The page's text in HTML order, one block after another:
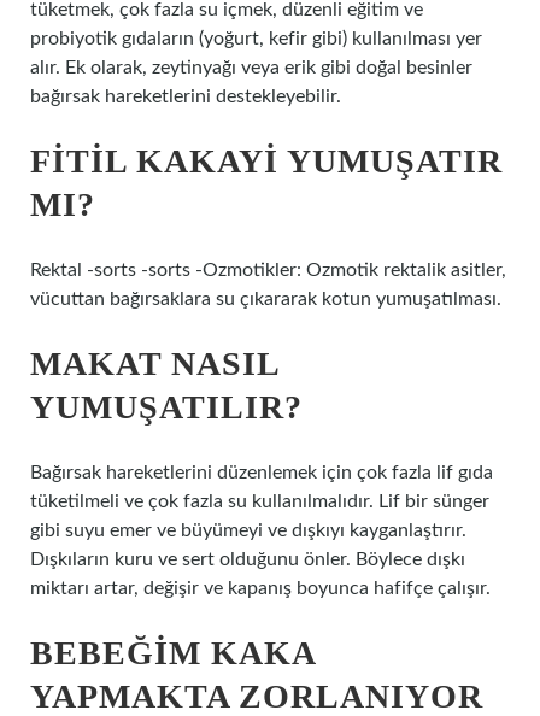
tüketmek, çok fazla su içmek, düzenli eğitim ve
probiyotik gıdaların (yoğurt, kefir gibi) kullanılması yer
alır. Ek olarak, zeytinyağı veya erik gibi doğal besinler
bağırsak hareketlerini destekleyebilir.
FITIL KAKAYI YUMUŞATIR
MI?
Rektal -sorts -sorts -Ozmotikler: Ozmotik rektalik asitler,
vücuttan bağırsaklara su çıkararak kotun yumuşatılması.
MAKAT NASIL
YUMUŞATILIR?
Bağırsak hareketlerini düzenlemek için çok fazla lif gıda
tüketilmeli ve çok fazla su kullanılmalıdır. Lif bir sünger
gibi suyu emer ve büyümeyi ve dışkıyı kayganlaştırır.
Dışkıların kuru ve sert olduğunu önler. Böylece dışkı
miktarı artar, değişir ve kapanış boyunca hafifçe çalışır.
BEBEĞIM KAKA
YAPMAKTA ZORLANIYOR